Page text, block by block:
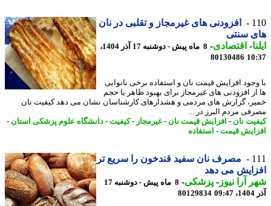
افزودنی های غیرمجاز و تقلبی در نان
سنتی
-اقتصادی-
8 ماه پیش - دوشنبه 17 آذر 1404،
80130486
افزایش قیمت نان و استفاده برخی نانوایی
افزودنی های غیرمجاز برای بهبود ظاهر یا حجم
گزارش های مردمی و هشدارهای کارشناسان نشان می دهد کیفیت نان
مردم البرز در ...
نان-افزایش قیمت نان-غیرمجاز-کیفیت-دانشگاه علوم پزشکی استان-
قیمت-استفاده
مصرف نان سفید قندخون را سریع تر
می دهد
آرا نیوز-پزشکی-
8 ماه پیش - دوشنبه 17
80129834